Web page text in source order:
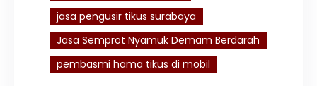
jasa pengusir tikus surabaya
Jasa Semprot Nyamuk Demam Berdarah
pembasmi hama tikus di mobil